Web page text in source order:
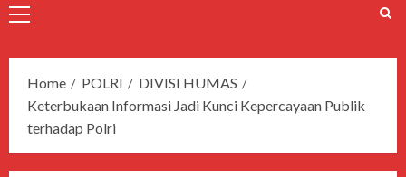
Home POLRI
DIVISI HUMAS
Keterbukaan Informasi Jadi Kunci Kepercayaan Publik
terhadap Polri